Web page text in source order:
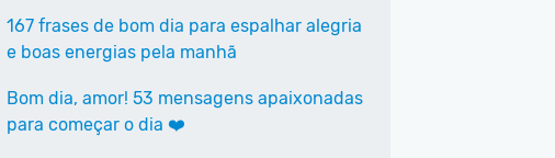
167 frases de bom dia para espalhar alegria
e boas energias pela manhã
Bom dia, amor! 53 mensagens apaixonadas
para começar o dia ❤️